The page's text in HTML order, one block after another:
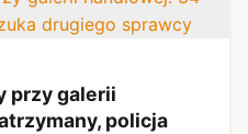
przy galerii
policja